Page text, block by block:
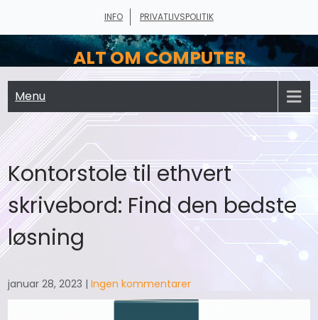
content
INFO PRIVATLIVSPOLITIK
ALT OM COMPUTER
Menu
Kontorstole til ethvert
skrivebord: Find den bedste
løsning
januar 28, 2023 |Ingen kommentarer